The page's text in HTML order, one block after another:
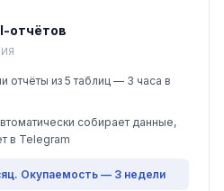
отчётов
отчёты из 5 таблиц — 3 часа в
собирает данные,
в Telegram
Окупаемость — 3 недели